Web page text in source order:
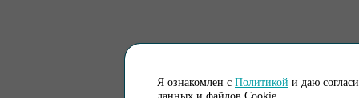
Я ознакомлен с Политикой и даю